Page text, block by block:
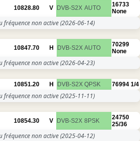
10828.80 V DVB-S2X AUTO
16733
None
fréquence non active(2026-06-14)
10847.70 H DVB-S2X AUTO
70299
None
fréquence non active(2026-04-23)
10851.20 H DVB-S2X QPSK 76994 1/4
fréquence non active(2025-11-11)
10854.30 V DVB-S2X 8PSK
24750
25/36
fréquence non active(2025-04-12)